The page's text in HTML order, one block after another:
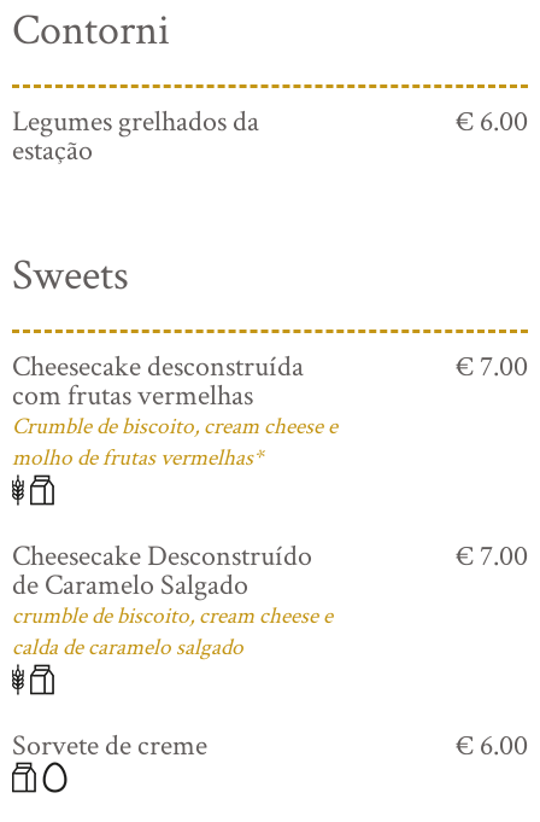
Contorni
Legumes grelhados da
estação
€ 6.00
Sweets
Cheesecake desconstruída
com frutas vermelhas
Crumble de biscoito, cream cheese e
molho de frutas vermelhas*
€ 7.00
Cheesecake Desconstruído
de Caramelo Salgado
crumble de biscoito, cream cheese e
calda de caramelo salgado
€ 7.00
Sorvete de creme € 6.00